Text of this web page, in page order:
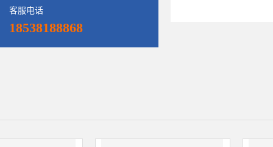
客服电话
18538188868